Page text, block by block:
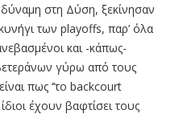
στη Δύση, ξεκίνησαν
των playoffs, παρ’ όλα
και -κάπως-
γύρω από τους
πως ‘’το backcourt
έχουν βαφτίσει τους